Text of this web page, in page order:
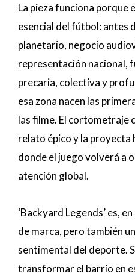
La pieza funciona porque
esencial del fútbol: antes
planetario, negocio
representación nacional,
precaria, colectiva y
esa zona nacen las
las filme. El cortometraje
relato épico y la proyecta
donde el juego volverá a
atención global.
‘Backyard Legends’ es,
de marca, pero también
sentimental del deporte.
transformar el barrio en